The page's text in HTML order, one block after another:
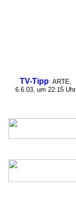
TV-Tipp: ARTE,
6.6.03, um 22:15 Uhr